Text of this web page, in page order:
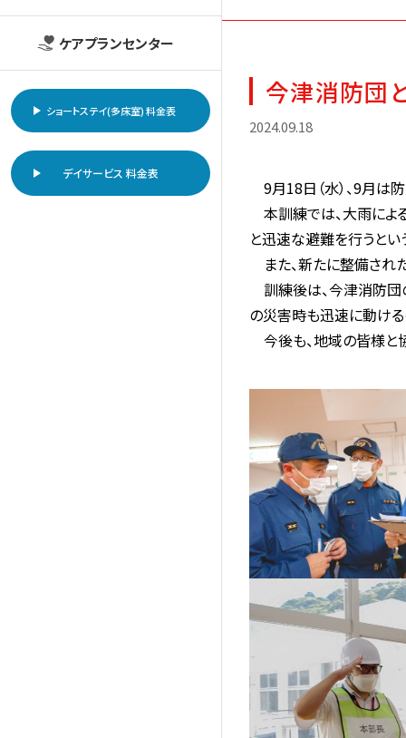
ケアプランセンター
ショートステイ(多床室) 料金表
デイサービス 料金表
今津消防団
2024.09.18
9月18日（水）、9月
本訓練では、大雨によ
と迅速な避難を行うとい
また、新たに整備され
訓練後は、今津消防団
の災害時も迅速に動ける
今後も、地域の皆様と